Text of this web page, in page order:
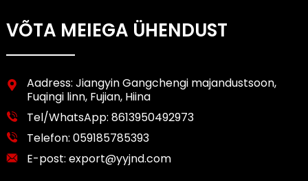
VÕTA MEIEGA ÜHENDUST
Aadress: Jiangyin Gangchengi majandustsoon,
Fuqingi linn, Fujian, Hiina
Tel/WhatsApp: 8613950492973
Telefon: 059185785393
E-post: export@yyjnd.com